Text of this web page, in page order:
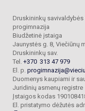
Druskininkų savivaldybės
progimnazija
Biudžetinė įstaiga
Jaunystės g. 8, Viečiūnų
Druskininkų sav.
Tel. +370 313 47 979
El. p.
Duomenys kaupiami ir
Juridinių asmenų registre
Įstaigos kodas
El. pristatymo dėžutės